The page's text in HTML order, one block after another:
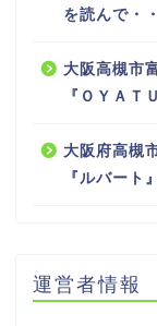
を読んで・
大阪高槻市
『ＯＹＡＴ
大阪府高槻
『ルバート
運営者情報